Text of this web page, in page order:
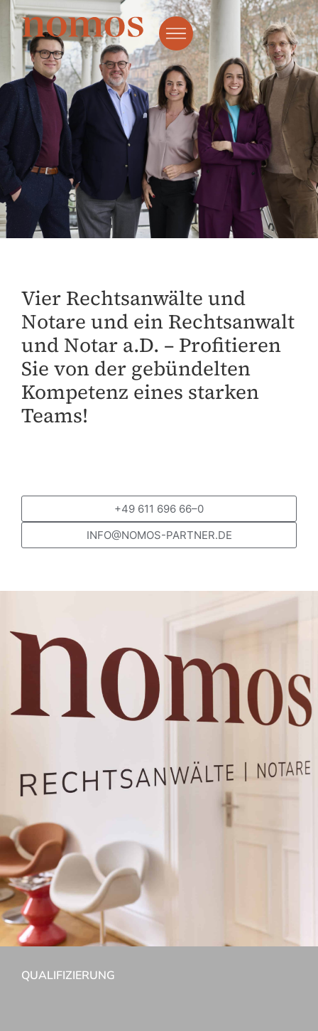
Vier Rechtsanwälte und
Notare und ein Rechtsanwalt
und Notar a.D. – Profitieren
Sie von der gebündelten
Kompetenz eines starken
Teams!
+49 611 696 66–0
INFO@NOMOS-PARTNER.DE
QUALIFIZIERUNG